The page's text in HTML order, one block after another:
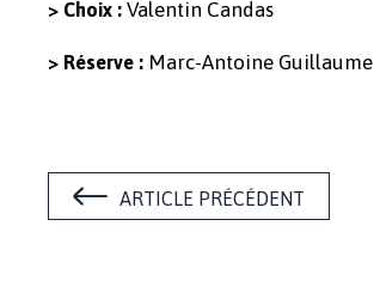
> Choix : Valentin Candas
> Réserve : Marc-Antoine Guillaume
ARTICLE PRÉCÉDENT